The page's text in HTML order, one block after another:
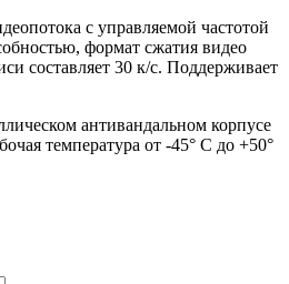
с управляемой частотой
формат сжатия видео
составляет 30 к/с. Поддерживает
антивандальном корпусе
температура от -45° С до +50°